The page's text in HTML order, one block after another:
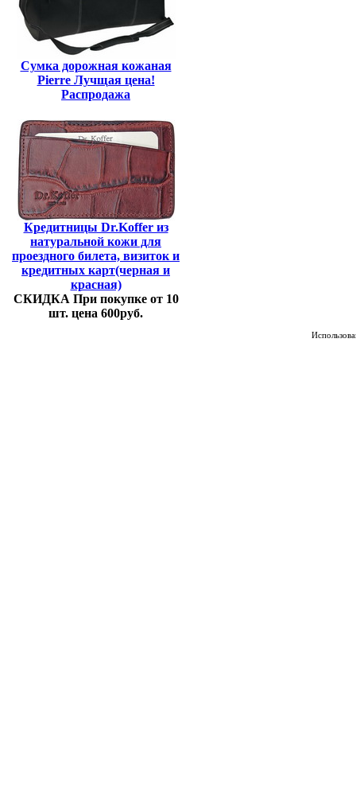
Сумка дорожная кожаная
Pierre Лучщая цена!
Распродажа
Кредитницы Dr.Koffer из
натуральной кожи для
проездного билета, визиток и
кредитных карт(черная и
красная)
СКИДКА При покупке от 10
шт. цена 600руб.